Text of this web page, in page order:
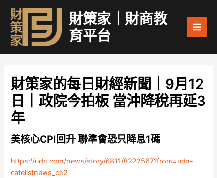
內
財策家｜財商教
育平台
財策家的每日財經新聞｜9月12
日｜政院今拍板 當沖降稅再延3
年
美核心CPI回升 聯準會恐只降息1碼
https://udn.com/news/story/6811/8222567?from=udn-
catelistnews_ch2